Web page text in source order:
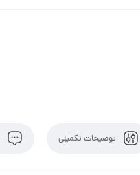
توضیحات تکمیلی